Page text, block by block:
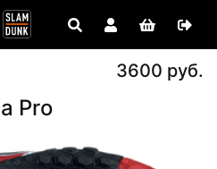
3600 руб.
Pro